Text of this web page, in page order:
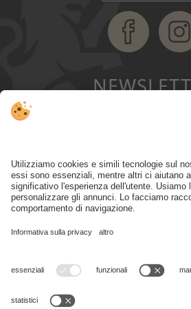
ISCRIZIONE
•Direttiva privacy